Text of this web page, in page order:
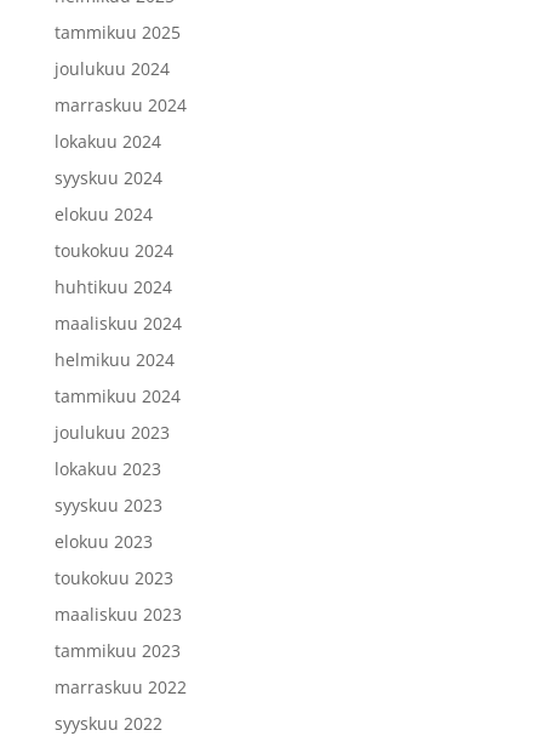
tammikuu 2025
joulukuu 2024
marraskuu 2024
lokakuu 2024
syyskuu 2024
elokuu 2024
toukokuu 2024
huhtikuu 2024
maaliskuu 2024
helmikuu 2024
tammikuu 2024
joulukuu 2023
lokakuu 2023
syyskuu 2023
elokuu 2023
toukokuu 2023
maaliskuu 2023
tammikuu 2023
marraskuu 2022
syyskuu 2022